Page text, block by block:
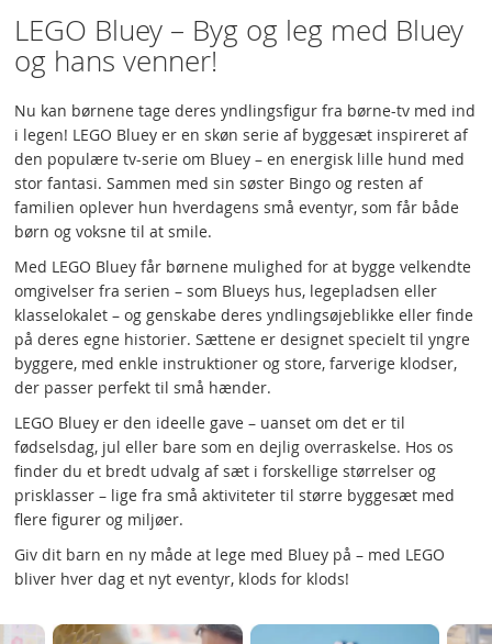
LEGO Bluey – Byg og leg med Bluey
og hans venner!
Nu kan børnene tage deres yndlingsfigur fra børne-tv med ind
i legen! LEGO Bluey er en skøn serie af byggesæt inspireret af
den populære tv-serie om Bluey – en energisk lille hund med
stor fantasi. Sammen med sin søster Bingo og resten af
familien oplever hun hverdagens små eventyr, som får både
børn og voksne til at smile.
Med LEGO Bluey får børnene mulighed for at bygge velkendte
omgivelser fra serien – som Blueys hus, legepladsen eller
klasselokalet – og genskabe deres yndlingsøjeblikke eller finde
på deres egne historier. Sættene er designet specielt til yngre
byggere, med enkle instruktioner og store, farverige klodser,
der passer perfekt til små hænder.
LEGO Bluey er den ideelle gave – uanset om det er til
fødselsdag, jul eller bare som en dejlig overraskelse. Hos os
finder du et bredt udvalg af sæt i forskellige størrelser og
prisklasser – lige fra små aktiviteter til større byggesæt med
flere figurer og miljøer.
Giv dit barn en ny måde at lege med Bluey på – med LEGO
bliver hver dag et nyt eventyr, klods for klods!